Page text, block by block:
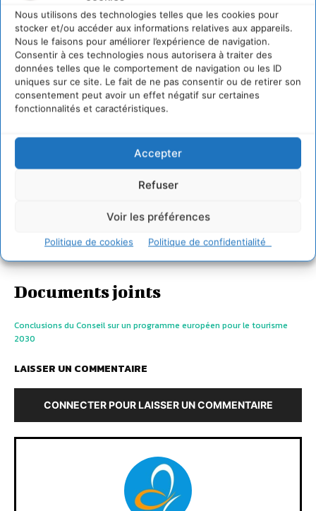
Nous utilisons des technologies telles que les cookies pour
stocker et/ou accéder aux informations relatives aux appareils.
Nous le faisons pour améliorer l’expérience de navigation.
Consentir à ces technologies nous autorisera à traiter des
données telles que le comportement de navigation ou les ID
uniques sur ce site. Le fait de ne pas consentir ou de retirer son
consentement peut avoir un effet négatif sur certaines
fonctionnalités et caractéristiques.
Accepter
Refuser
Voir les préférences
Politique de cookies Politique de confidentialité
Documents joints
Conclusions du Conseil sur un programme européen pour le tourisme
2030
LAISSER UN COMMENTAIRE
CONNECTER POUR LAISSER UN COMMENTAIRE